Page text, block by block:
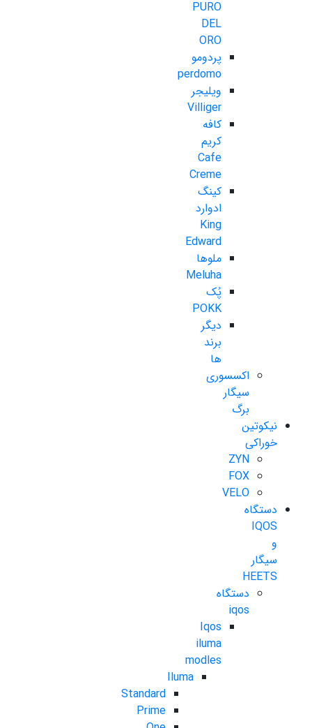
PURO
DEL
ORO
پردومو
perdomo
ویلیجر
Villiger
کافه
کریم
Cafe
Creme
کینگ
ادوارد
King
Edward
ملوها
Meluha
پُک
POKK
دیگر
برند
ها
اکسسوری
سیگار
برگ
نیکوتین
خوراکی
ZYN
FOX
VELO
دستگاه
IQOS
و
سیگار
HEETS
دستگاه
iqos
Iqos
iluma
modles
Iluma
Standard
Prime